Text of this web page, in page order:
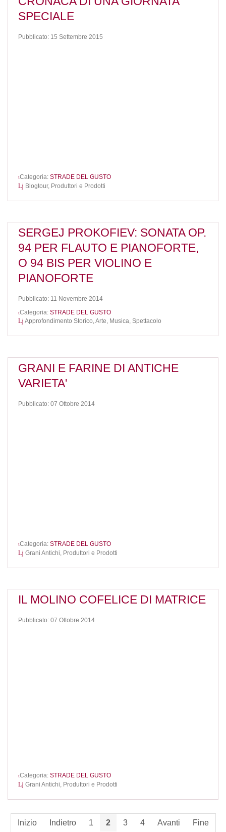
SPECIALE
Pubblicato: 15 Settembre 2015
Categoria: STRADE DEL GUSTO
Blogtour, Produttori e Prodotti
SERGEJ PROKOFIEV: SONATA OP.
94 PER FLAUTO E PIANOFORTE,
O 94 BIS PER VIOLINO E
PIANOFORTE
Pubblicato: 11 Novembre 2014
Categoria: STRADE DEL GUSTO
Approfondimento Storico,Arte, Musica, Spettacolo
GRANI E FARINE DI ANTICHE
VARIETA'
Pubblicato: 07 Ottobre 2014
Categoria: STRADE DEL GUSTO
Grani Antichi, Produttori e Prodotti
IL MOLINO COFELICE DI MATRICE
Pubblicato: 07 Ottobre 2014
Categoria: STRADE DEL GUSTO
Grani Antichi, Produttori e Prodotti
Inizio Indietro 1 2 3 4 Avanti Fine